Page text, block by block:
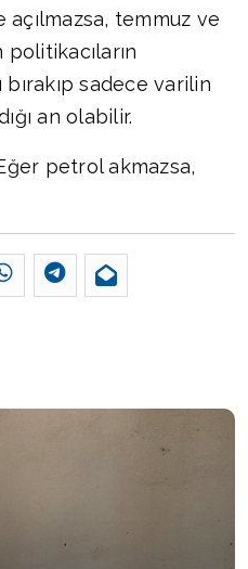
temmuz ve
politikacıların
bırakıp sadece varilin
an olabilir.
petrol akmazsa,